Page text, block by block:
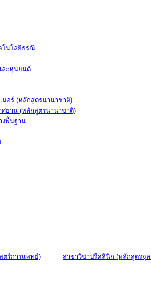
โนโลยีธรณี
ละหุ่นยนต์
มอร์ (หลักสูตรนานาชาติ)
ศยาน (หลักสูตรนานาชาติ)
งพื้นฐาน
ตร์การแพทย์)
สาขาวิชาปรีคลินิก (หลักสูตรจุ